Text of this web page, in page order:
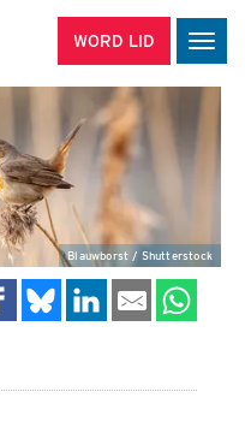
WORD LID
Blauwborst / Shutterstock